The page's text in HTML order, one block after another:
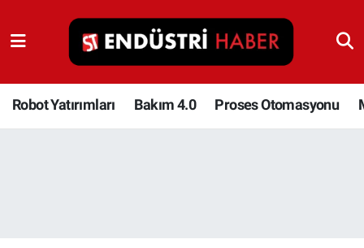
Robot Yatırımları Bakım 4.0 Proses Otomasyonu
Robot Yatırımları
Bakım 4.0